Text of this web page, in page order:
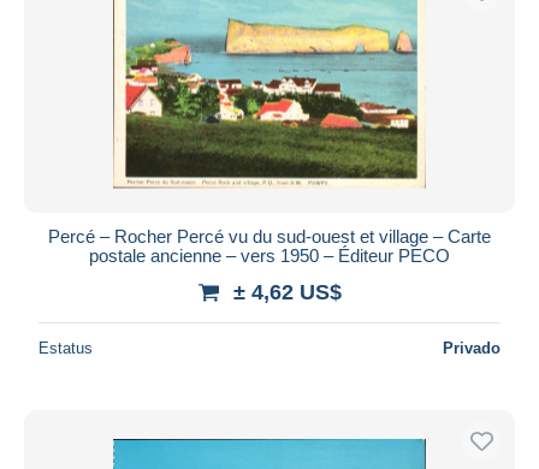
Percé – Rocher Percé vu du sud-ouest et village – Carte
postale ancienne – vers 1950 – Éditeur PECO
± 4,62 US$
Estatus Privado